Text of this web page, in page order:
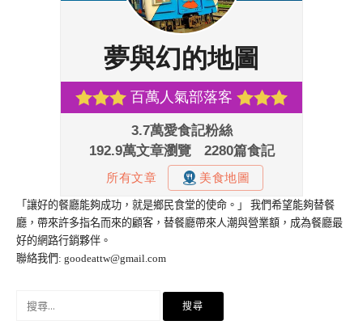
「讓好的餐廳能夠成功，就是鄉民食堂的使命。」 我們希望能夠替餐
廳，帶來許多指名而來的顧客，替餐廳帶來人潮與營業額，成為餐廳最
好的網路行銷夥伴。
聯絡我們: goodeattw@gmail.com